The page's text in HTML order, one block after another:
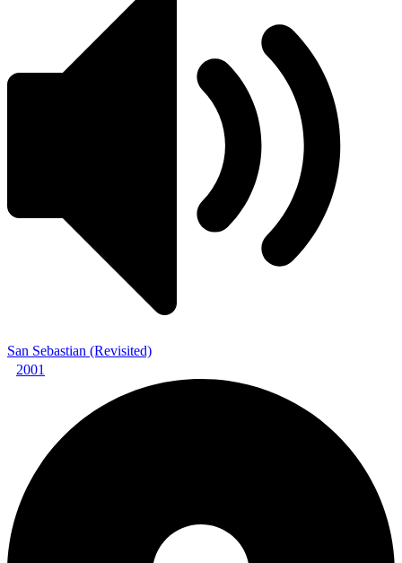
San Sebastian (Revisited)
2001